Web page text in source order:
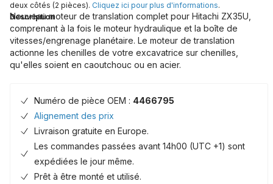
deux côtés (2 pièces). Cliquez ici pour plus d'informations.
Description
Nouveau moteur de translation complet pour Hitachi ZX35U,
comprenant à la fois le moteur hydraulique et la boîte de
vitesses/engrenage planétaire. Le moteur de translation
actionne les chenilles de votre excavatrice sur chenilles,
qu'elles soient en caoutchouc ou en acier.
Numéro de pièce OEM : 4466795
Alignement des prix
Livraison gratuite en Europe.
Les commandes passées avant 14h00 (UTC +1) sont
expédiées le jour même.
Prêt à être monté et utilisé.